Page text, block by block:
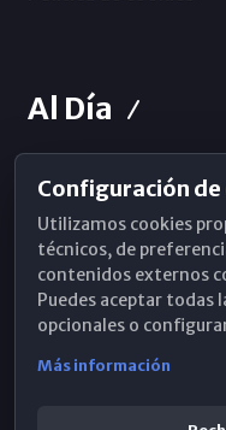
Al Día
Horarios de Misa
Hemeroteca
WhatsApp
Configuración
Utilizamos cookies
técnicos, de
contenidos externos
Puedes aceptar todas
opcionales o
Más información